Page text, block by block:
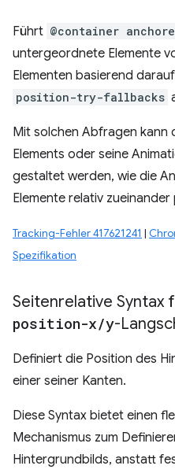
Führt @container
untergeordnete Elemente
Elementen basierend
position-try-fallbacks
Mit solchen Abfragen kann
Elements oder seine
gestaltet werden, wie die
Elemente relativ
Tracking-Fehler 417621241 |
Spezifikation
Seitenrelative Syntax
position-x/y-
Definiert die Position des
einer seiner Kanten.
Diese Syntax bietet einen
Mechanismus zum
Hintergrundbilds, anstatt